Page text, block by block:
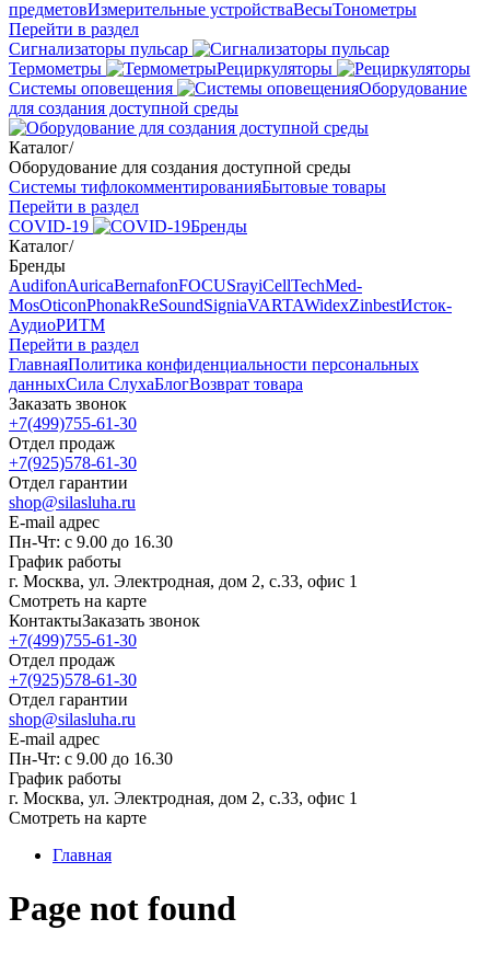
предметовИзмерительные устройстваВесыТонометры
Перейти в раздел
Сигнализаторы пульсар
Термометры
Рециркуляторы
Cистемы оповещения
Оборудование
для создания доступной среды
Каталог/
Оборудование для создания доступной среды
Системы тифлокомментированияБытовые товары
Перейти в раздел
COVID-19
Бренды
Каталог/
Бренды
AudifonAuricaBernafonFOCUSrayiCellTechMed-
MosOticonPhonakReSoundSigniaVARTAWidexZinbestИсток-
АудиоРИТМ
Перейти в раздел
ГлавнаяПолитика конфиденциальности персональных
данныхСила СлухаБлогВозврат товара
Заказать звонок
+7(499)755-61-30
Отдел продаж
+7(925)578-61-30
Отдел гарантии
shop@silasluha.ru
E-mail адрес
Пн-Чт: с 9.00 до 16.30
График работы
г. Москва, ул. Электродная, дом 2, с.33, офис 1
Смотреть на карте
КонтактыЗаказать звонок
+7(499)755-61-30
Отдел продаж
+7(925)578-61-30
Отдел гарантии
shop@silasluha.ru
E-mail адрес
Пн-Чт: с 9.00 до 16.30
График работы
г. Москва, ул. Электродная, дом 2, с.33, офис 1
Смотреть на карте
Главная
Page not found